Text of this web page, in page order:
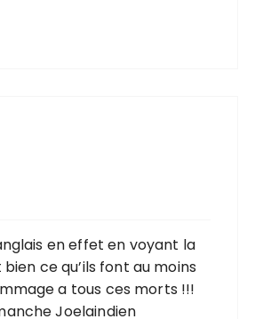
en effet en voyant la
bien ce qu’ils font au moins
a tous ces morts !!!
Joelaindien